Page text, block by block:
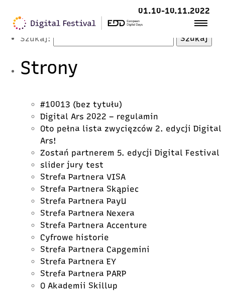
01.10-10.11.2022
Latest Posts
Szukaj:
Strony
#10013 (bez tytułu)
Digital Ars 2022 – regulamin
Oto pełna lista zwycięzców 2. edycji Digital
Ars!
Zostań partnerem 5. edycji Digital Festival
slider jury test
Strefa Partnera VISA
Strefa Partnera Skąpiec
Strefa Partnera PayU
Strefa Partnera Nexera
Strefa Partnera Accenture
Cyfrowe historie
Strefa Partnera Capgemini
Strefa Partnera EY
Strefa Partnera PARP
O Akademii Skillup